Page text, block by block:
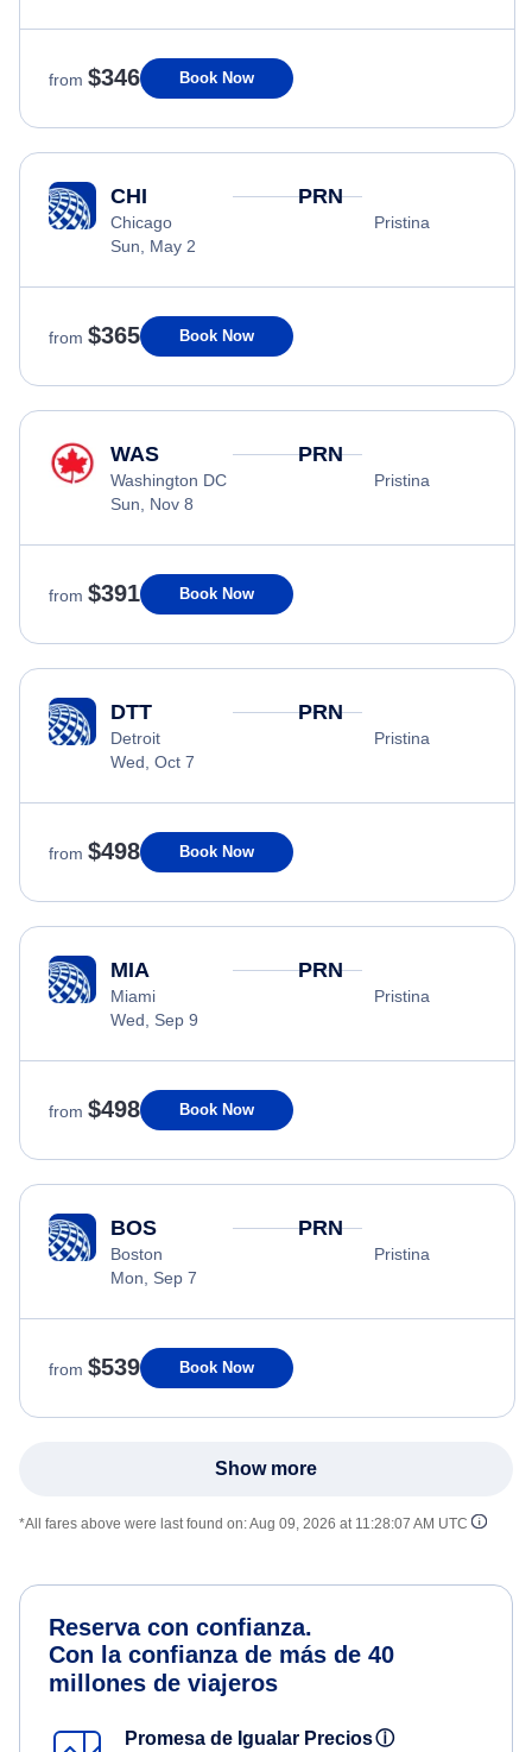
from $346 Book Now
CHI
Chicago
Sun, May 2
PRN
Pristina
from $365 Book Now
WAS
Washington DC
Sun, Nov 8
PRN
Pristina
from $391 Book Now
DTT
Detroit
Wed, Oct 7
PRN
Pristina
from $498 Book Now
MIA
Miami
Wed, Sep 9
PRN
Pristina
from $498 Book Now
BOS
Boston
Mon, Sep 7
PRN
Pristina
from $539 Book Now
Show more
*All fares above were last found on:Aug 09, 2026 at 11:28:07 AM UTC
Reserva con confianza.
Con la confianza de más de 40
millones de viajeros
Promesa de Igualar Preciosⓘ